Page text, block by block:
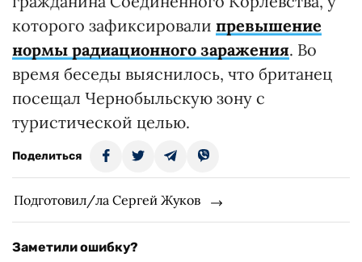
которого зафиксировали превышение
нормы радиационного заражения. Во
время беседы выяснилось, что британец
посещал Чернобыльскую зону с
туристической целью.
Поделиться
Подготовил/ла Сергей Жуков
Заметили ошибку?